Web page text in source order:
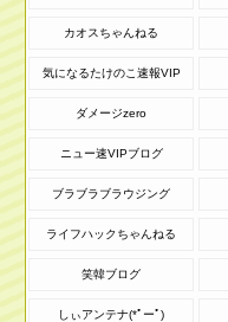
カオスちゃんねる
気になるたけのこ速報VIP
ダメージzero
ニュー速VIPブログ
ブラブラブラウジング
ライフハックちゃんねる
笑韓ブログ
しぃアンテナ(*ﾟーﾟ)